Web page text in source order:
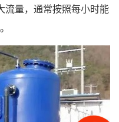
流量，通常按照每小时能